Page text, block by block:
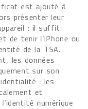
est ajouté à
présenter leur
: il suffit
de tenir l’iPhone ou
de la TSA.
les données
sur son
: les
et
numérique